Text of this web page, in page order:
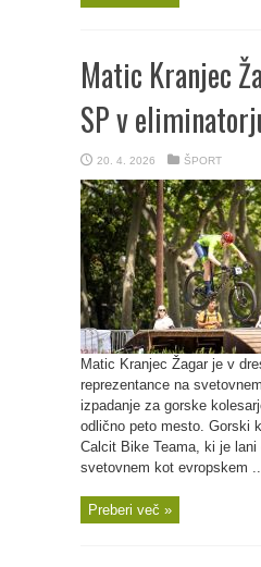
Matic Kranjec
SP v
20. 4. 2026 ŠPORT
Matic Kranjec Žagar je v
reprezentance na
izpadanje za gorske
odlično peto mesto. Gorski
Calcit Bike Teama, ki je
svetovnem kot evropskem
Preberi več »